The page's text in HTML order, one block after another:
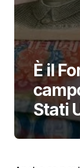
È il
Stati